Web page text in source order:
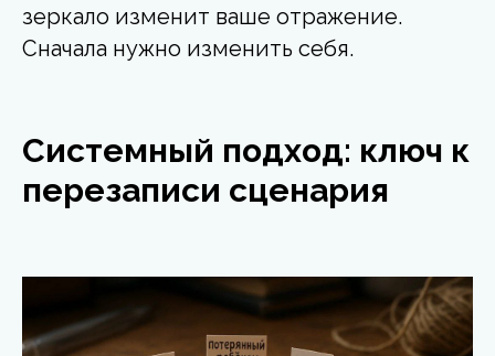
зеркало изменит ваше отражение.
Сначала нужно изменить себя.
Системный подход: ключ к
перезаписи сценария